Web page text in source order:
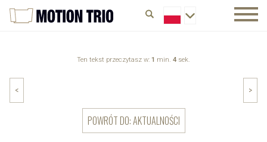
Ten tekst przeczytasz w: 1 min. 4 sek.
< >
POWRÓT DO: AKTUALNOŚCI